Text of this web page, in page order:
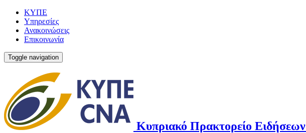
ΚΥΠΕ
Υπηρεσίες
Ανακοινώσεις
Επικοινωνία
Toggle navigation
Κυπριακό Πρακτορείο Ειδήσεων